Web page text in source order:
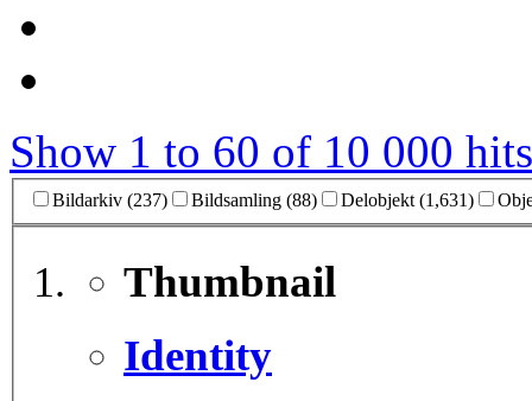
Show 1 to 60 of 10 000
Bildarkiv (237) Bildsamling (88) Delobjekt (1,631)
Thumbnail
Identity